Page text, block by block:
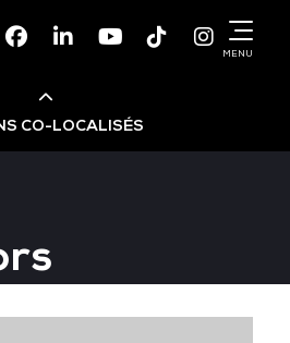
FacebookLinkedinYoutubeTikTok
MENU
CO-LOCALISÉS